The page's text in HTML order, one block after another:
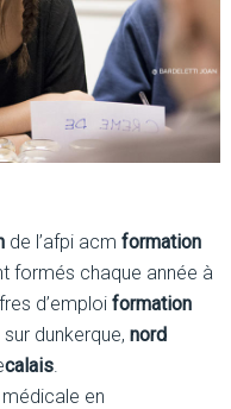
de l’afpi acm formation
formés chaque année à
d’emploi formation
dunkerque, nord
calais.
en